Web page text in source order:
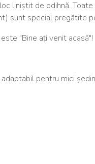
liniștit de odihnă.
sunt special pregătite
"Bine ați venit acasă"!
pentru mici